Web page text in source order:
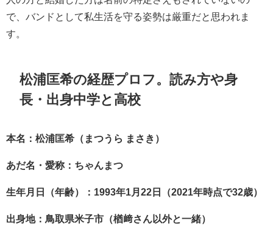
で、バンドとして私生活を守る姿勢は厳重だと思われま
す。
松浦匡希の経歴プロフ。読み方や身
長・出身中学と高校
本名：松浦匡希（まつうら まさき）
あだ名・愛称：ちゃんまつ
生年月日（年齢）：1993年1月22日（2021年時点で32歳）
出身地：鳥取県米子市（楢﨑さん以外と一緒）